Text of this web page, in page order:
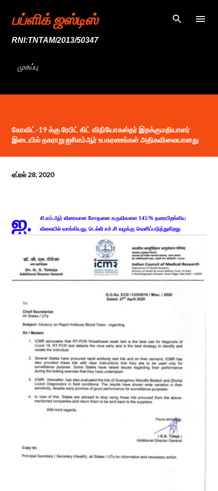
முதன்மை உள்ளடக்கத்திற்குச் செல்
பப்ளிக் ஜஸ்டிஸ்
RNI:TNTAM/2013/50347
முகப்பு
கோவிட்-19 க்கு ரேபிட் கிட் விநியோகஸ்தர் இறக்குமதியாளர்
இடையில் தகராறு ஐசிஎம்ஆர் உபகரணங்கள் அதிகவிலையானது
ஏப்ரல் 28, 2020
ஐ.
சி.எம்.ஆர் விரைவான சோதனை கருவிகளை 145% தரையிறங்கிய
விலையில் வாங்கியது, டெல்லி எச்.சி வழக்கு வெளிப்படுத்துகிறது